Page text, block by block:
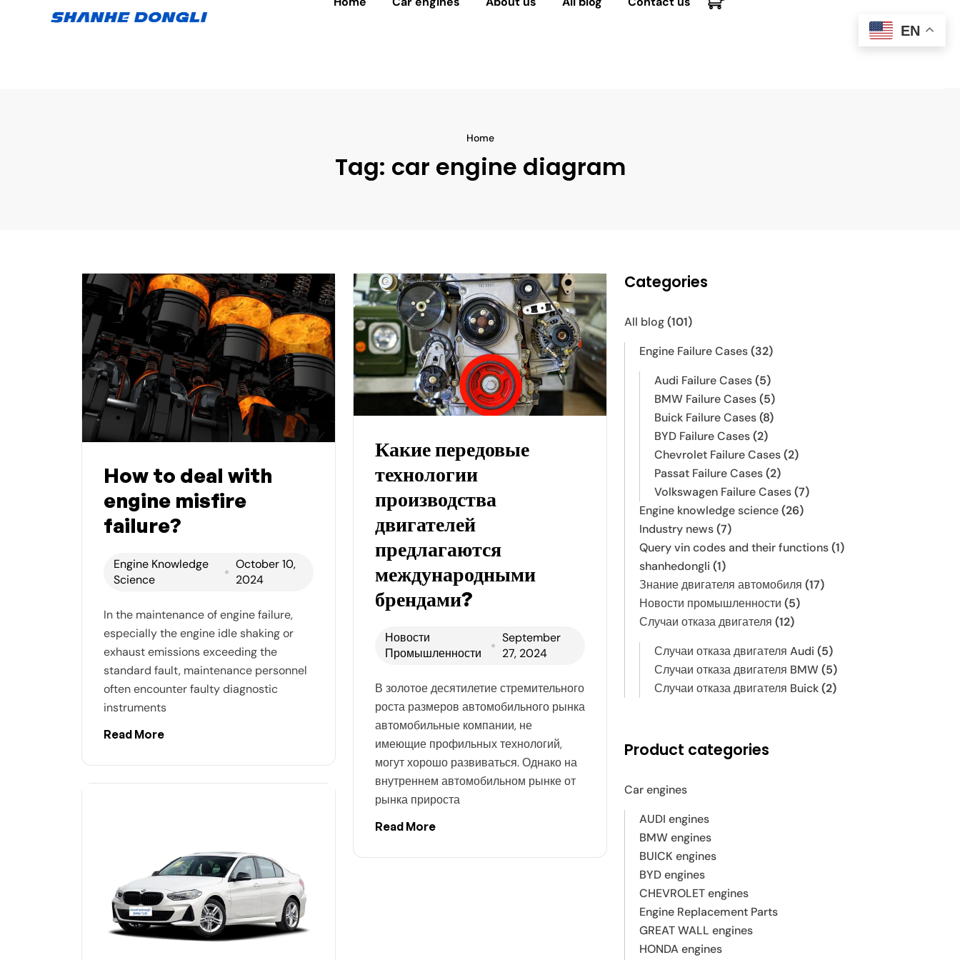
Home
Tag: car engine diagram
How to deal with
engine misfire
failure?
Engine Knowledge
Science
October 10,
2024
In the maintenance of engine failure,
especially the engine idle shaking or
exhaust emissions exceeding the
standard fault, maintenance personnel
often encounter faulty diagnostic
instruments
Read More
Какие передовые
технологии
производства
двигателей
предлагаются
международными
брендами?
Новости
Промышленности
September
27, 2024
В золотое десятилетие стремительного
роста размеров автомобильного рынка
автомобильные компании, не
имеющие профильных технологий,
могут хорошо развиваться. Однако на
внутреннем автомобильном рынке от
рынка прироста
Read More
Categories
All blog(101)
Engine Failure Cases(32)
Audi Failure Cases(5)
BMW Failure Cases(5)
Buick Failure Cases(8)
BYD Failure Cases(2)
Chevrolet Failure Cases(2)
Passat Failure Cases(2)
Volkswagen Failure Cases(7)
Engine knowledge science(26)
Industry news(7)
Query vin codes and their functions(1)
shanhedongli (1)
Знание двигателя автомобиля (17)
Новости промышленности (5)
Случаи отказа двигателя (12)
Случаи отказа двигателя Audi (5)
Случаи отказа двигателя BMW(5)
Случаи отказа двигателя Buick(2)
Product categories
Car engines
AUDI engines
BMW engines
BUICK engines
BYD engines
CHEVROLET engines
Engine Replacement Parts
GREAT WALL engines
HONDA engines
EN